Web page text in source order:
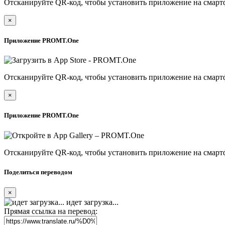
Отсканируйте QR-код, чтобы установить приложение на
×
Приложение PROMT.One
Отсканируйте QR-код, чтобы установить приложение на
×
Приложение PROMT.One
Отсканируйте QR-код, чтобы установить приложение на
Поделиться переводом
×
идет загрузка...
Прямая ссылка на перевод: